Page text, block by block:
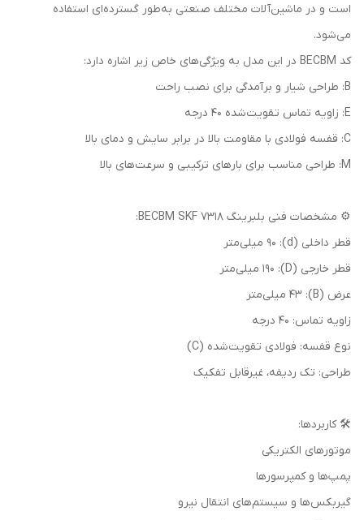
است و در ماشین‌آلات مختلف صنعتی به‌طور گسترده‌ای استفاده
می‌شود.
کد BECBM در این مدل به ویژگی‌های خاص زیر اشاره دارد:
B: طراحی شیار و برآمدگی برای نصب راحت
E: زاویه تماس تقویت‌شده 40 درجه
C: قفسه فولادی با مقاومت بالا در برابر سایش و دمای بالا
M: طراحی مناسب برای بارهای ترکیبی و سرعت‌های بالا
⚙️ مشخصات فنی بلبرینگ 7318 BECBM SKF:
قطر داخلی (d): 90 میلی‌متر
قطر خارجی (D): 190 میلی‌متر
عرض (B): 43 میلی‌متر
زاویه تماس: 40 درجه
نوع قفسه: فولادی تقویت‌شده (C)
طراحی: تک ردیفه، غیرقابل تفکیک
🛠️ کاربردها:
موتورهای الکتریکی
پمپ‌ها و کمپرسورها
گیربکس‌ها و سیستم‌های انتقال نیرو